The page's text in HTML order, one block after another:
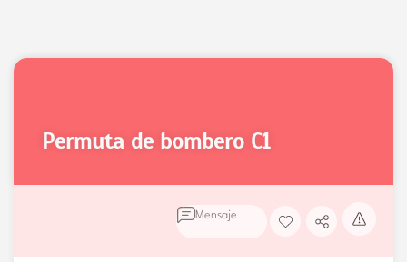
permuta de bombero C1
Mensaje